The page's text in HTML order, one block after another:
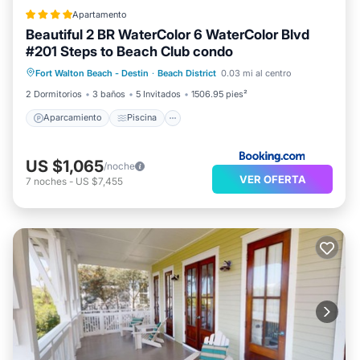
Apartamento
Beautiful 2 BR WaterColor 6 WaterColor Blvd
#201 Steps to Beach Club condo
Fort Walton Beach - Destin · Beach District 0.03 mi al centro
2 Dormitorios
3 baños 5 Invitados 1506.95 pies²
Aparcamiento Piscina
Aparcamiento
Piscina
Aire acondicionado
Internet
US $1,065/noche
7 noches - US $7,455 VER OFERTA